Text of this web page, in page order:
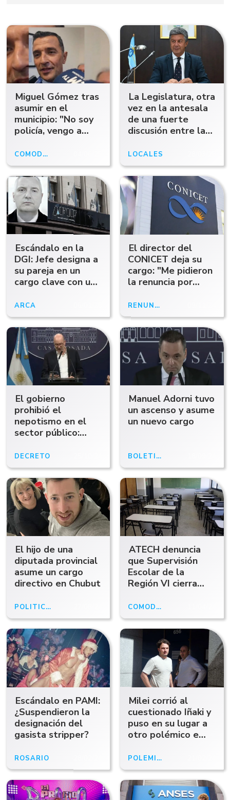
Miguel Gómez tras
asumir en el
municipio: "No soy
policía, vengo a
político"
COMODORO
La Legislatura, otra
vez en la antesala
de una fuerte
discusión entre la
creación de nuevos
cargos
LOCALES
Escándalo en la
DGI: Jefe designa a
su pareja en un
cargo clave con un
salarial
ARCA
El director del
CONICET deja su
cargo: "Me pidieron
la renuncia por
RENUNCIA
El gobierno
prohibió el
nepotismo en el
sector público:
DECRETO
Manuel Adorni tuvo
un ascenso y asume
un nuevo cargo
BOLETÍN OFICIAL
El hijo de una
diputada provincial
asume un cargo
directivo en Chubut
POLÍTICA
ATECH denuncia
que Supervisión
Escolar de la
Región VI cierra
deja a estudiantes
sin profesores
COMODORO
Escándalo en PAMI:
¿Suspendieron la
designación del
gasista stripper?
ROSARIO
Milei corrió al
cuestionado Iñaki y
puso en su lugar a
otro polémico e
es Juan Doe?
POLÉMICA